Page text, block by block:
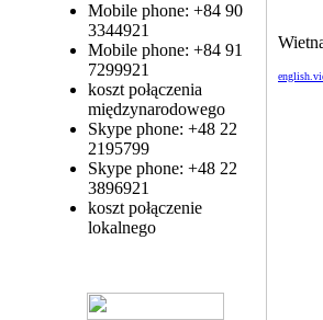
Mobile phone: +84 90
3344921
Mobile phone: +84 91
7299921
koszt połączenia
międzynarodowego
Skype phone: +48 22
2195799
Skype phone: +48 22
3896921
koszt połączenie
lokalnego